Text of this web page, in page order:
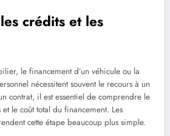
crédits et les
le financement d’un véhicule ou la
nécessitent souvent le recours à un
contrat, il est essentiel de comprendre le
et le coût total du financement. Les
cette étape beaucoup plus simple.